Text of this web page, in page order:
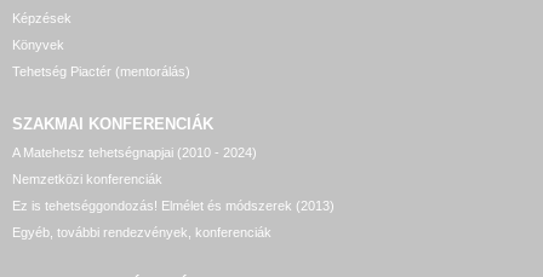
Képzések
Könyvek
Tehetség Piactér (mentorálás)
SZAKMAI KONFERENCIÁK
A Matehetsz tehetségnapjai (2010 - 2024)
Nemzetközi konferenciák
Ez is tehetséggondozás! Elmélet és módszerek (2013)
Egyéb, további rendezvények, konferenciák